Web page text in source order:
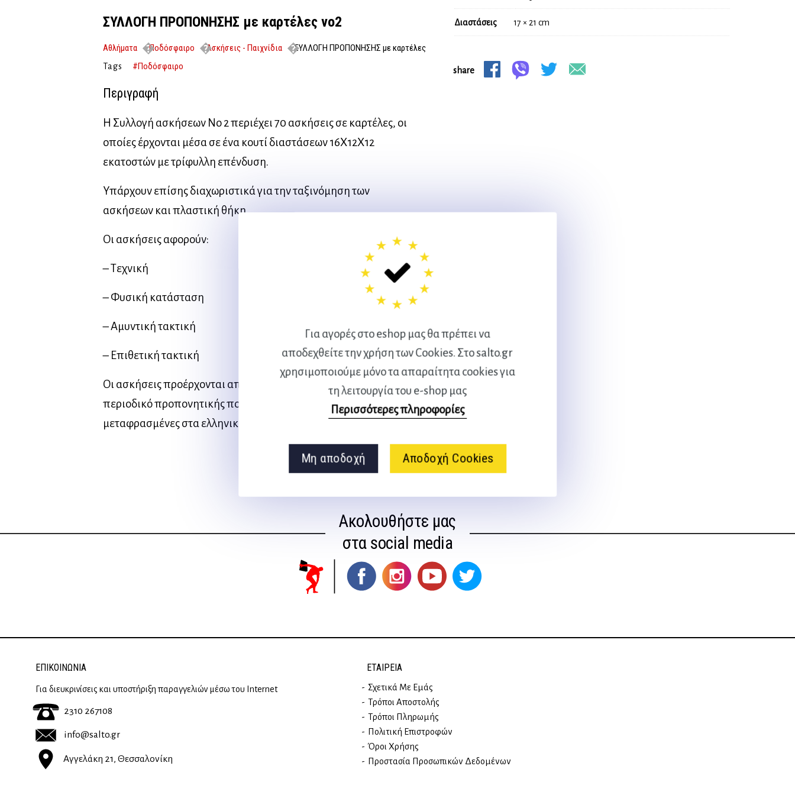
Για αγορές στο eshop μας θα πρέπει να
αποδεχθείτε την χρήση των Cookies. Στο salto.gr
χρησιμοποιούμε μόνο τα απαραίτητα cookies για
τη λειτουργία του e-shop μας
Περισσότερες πληροφορίες
Μη αποδοχή Αποδοχή Cookies
Διαστάσεις 17 × 21 cm
share
ΣΥΛΛΟΓΗ ΠΡΟΠΟΝΗΣΗΣ με καρτέλες νο2
Αθλήματα Ποδόσφαιρο Ασκήσεις - Παιχνίδια
ΣΥΛΛΟΓΗ ΠΡΟΠΟΝΗΣΗΣ με καρτέλες
νο2
Tags #Ποδόσφαιρο
Περιγραφή
Η Συλλογή ασκήσεων Νο 2 περιέχει 70 ασκήσεις σε καρτέλες, οι
οποίες έρχονται μέσα σε ένα κουτί διαστάσεων 16Χ12Χ12
εκατοστών με τρίφυλλη επένδυση.
Υπάρχουν επίσης διαχωριστικά για την ταξινόμηση των
ασκήσεων και πλαστική θήκη.
Οι ασκήσεις αφορούν:
– Τεχνική
– Φυσική κατάσταση
– Αμυντική τακτική
– Επιθετική τακτική
Οι ασκήσεις προέρχονται από το διεθνούς φήμης ισπανικό
περιοδικό προπονητικής ποδοσφαίρου AB Futbol και είναι
μεταφρασμένες στα ελληνικά από την ομάδα του Mr Football.
Ακολουθήστε μας
στα social media
ΕΠΙΚΟΙΝΩΝΊΑ
Για διευκρινίσεις και υποστήριξη παραγγελιών μέσω του Internet
2310 267108
info@salto.gr
Αγγελάκη 21, Θεσσαλονίκη
ΕΤΑΙΡΕΊΑ
Σχετικά Με Εμάς
Τρόποι Αποστολής
Τρόποι Πληρωμής
Πολιτική Επιστροφών
Όροι Χρήσης
Προστασία Προσωπικών Δεδομένων